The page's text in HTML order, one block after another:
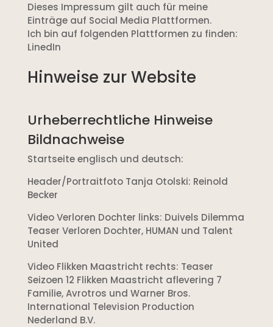
Dieses Impressum gilt auch für meine
Einträge auf Social Media Plattformen.
Ich bin auf folgenden Plattformen zu finden:
LinedIn
Hinweise zur Website
Urheberrechtliche Hinweise
Bildnachweise
Startseite englisch und deutsch:
Header/Portraitfoto Tanja Otolski: Reinold
Becker
Video Verloren Dochter links: Duivels Dilemma
Teaser Verloren Dochter, HUMAN und Talent
United
Video Flikken Maastricht rechts: Teaser
Seizoen 12 Flikken Maastricht aflevering 7
Familie, Avrotros und Warner Bros.
International Television Production
Nederland B.V.